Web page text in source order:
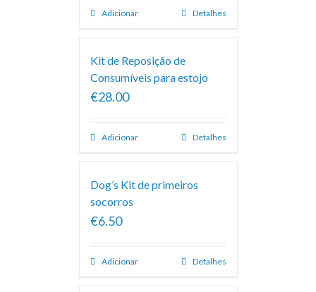
Adicionar Detalhes
Kit de Reposição de
Consumíveis para estojo
€28.00
Adicionar Detalhes
Dog’s Kit de primeiros
socorros
€6.50
Adicionar Detalhes